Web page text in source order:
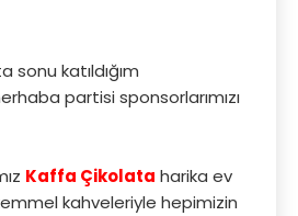
sonu katıldığım
partisi sponsorlarımızı
Kaffa Çikolata harika ev
kahveleriyle hepimizin